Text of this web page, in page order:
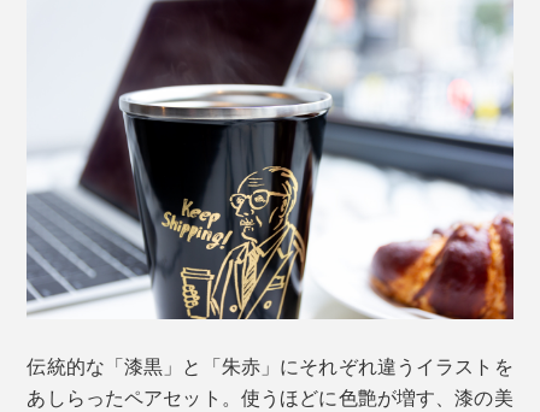
伝統的な「漆黒」と「朱赤」にそれぞれ違うイラストを
あしらったペアセット。使うほどに色艶が増す、漆の美